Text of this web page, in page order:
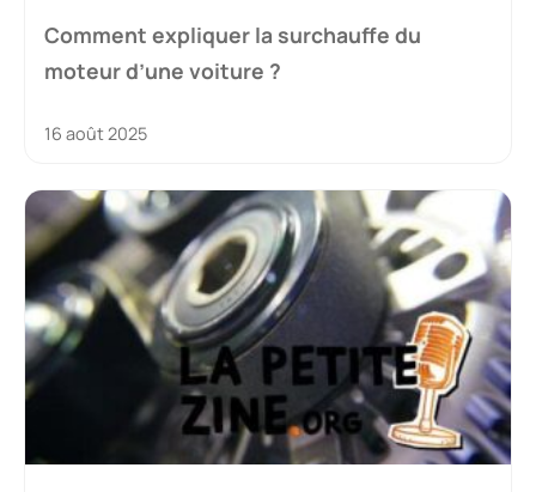
Comment expliquer la surchauffe du
moteur d’une voiture ?
16 août 2025